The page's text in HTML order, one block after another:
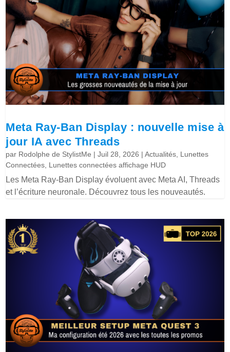
Meta Ray-Ban Display : nouvelle mise à
jour IA avec Threads
par Rodolphe de StylistMe |Juil 28, 2026 |Actualités Lunettes
Connectées Lunettes connectées affichage HUD
Les Meta Ray-Ban Display évoluent avec Meta AI, Threads
et l’écriture neuronale. Découvrez tous les nouveautés.